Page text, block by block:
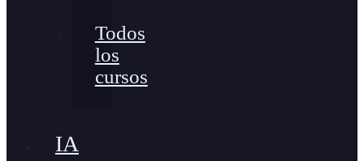
Todos
los
cursos
IA